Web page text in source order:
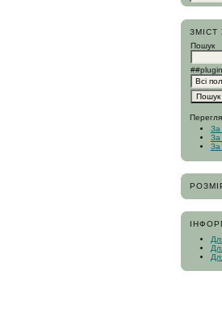
Пошук
За
За
За